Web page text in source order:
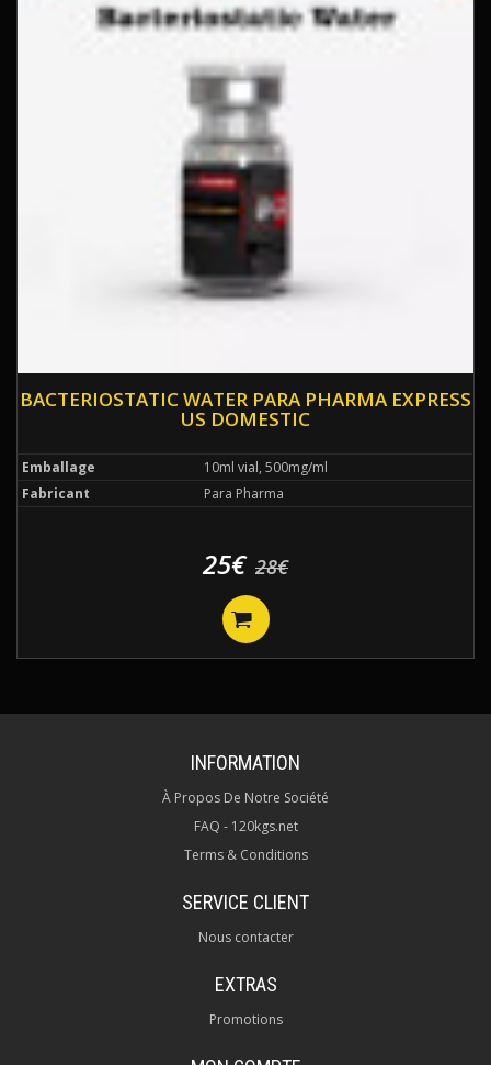
BACTERIOSTATIC WATER PARA PHARMA EXPRESS
US DOMESTIC
Emballage
10ml vial, 500mg/ml
Fabricant
Para Pharma
25€ 28€
INFORMATION
À Propos De Notre Société
FAQ - 120kgs.net
Terms & Conditions
SERVICE CLIENT
Nous contacter
EXTRAS
Promotions